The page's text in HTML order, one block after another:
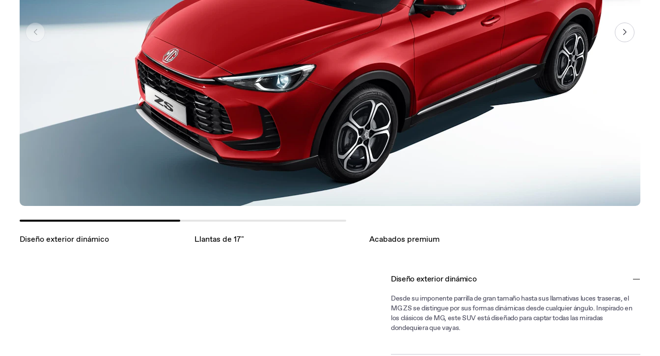
Diseño exterior dinámico Llantas de 17" Acabados premium
Diseño exterior dinámico
Desde su imponente parrilla de gran tamaño hasta sus llamativas luces traseras, el
MG ZS se distingue por sus formas dinámicas desde cualquier ángulo. Inspirado en
los clásicos de MG, este SUV está diseñado para captar todas las miradas
dondequiera que vayas.